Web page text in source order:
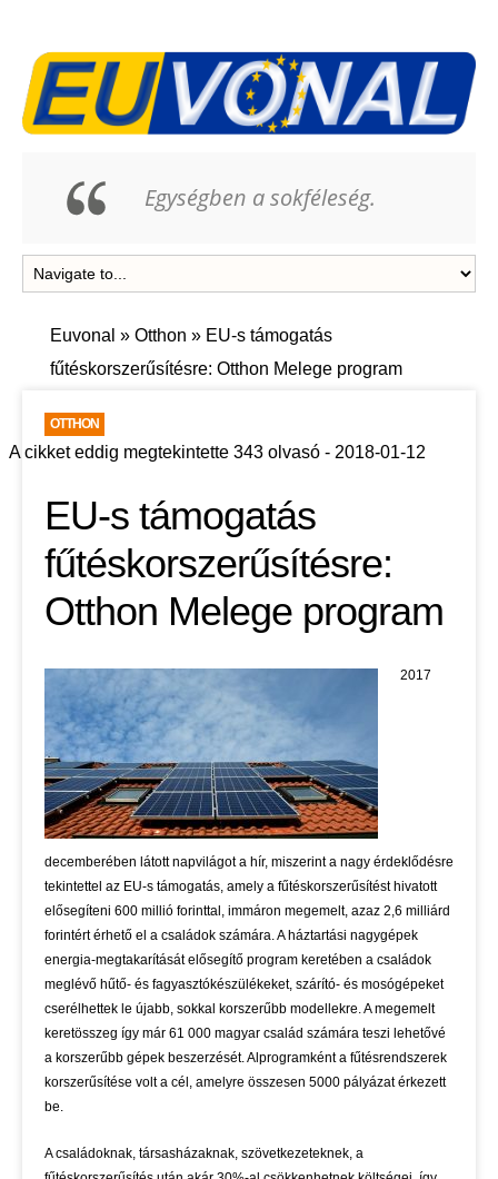
Egységben a sokféleség.
Euvonal » Otthon » EU-s támogatás
fűtéskorszerűsítésre: Otthon Melege program
OTTHON
A cikket eddig megtekintette 343 olvasó - 2018-01-12
EU-s támogatás
fűtéskorszerűsítésre:
Otthon Melege program
2017
decemberében látott napvilágot a hír, miszerint a nagy érdeklődésre
tekintettel az EU-s támogatás, amely a fűtéskorszerűsítést hivatott
elősegíteni 600 millió forinttal, immáron megemelt, azaz 2,6 milliárd
forintért érhető el a családok számára. A háztartási nagygépek
energia-megtakarítását elősegítő program keretében a családok
meglévő hűtő- és fagyasztókészülékeket, szárító- és mosógépeket
cserélhettek le újabb, sokkal korszerűbb modellekre. A megemelt
keretösszeg így már 61 000 magyar család számára teszi lehetővé
a korszerűbb gépek beszerzését. Alprogramként a fűtésrendszerek
korszerűsítése volt a cél, amelyre összesen 5000 pályázat érkezett
be.
A családoknak, társasházaknak, szövetkezeteknek, a